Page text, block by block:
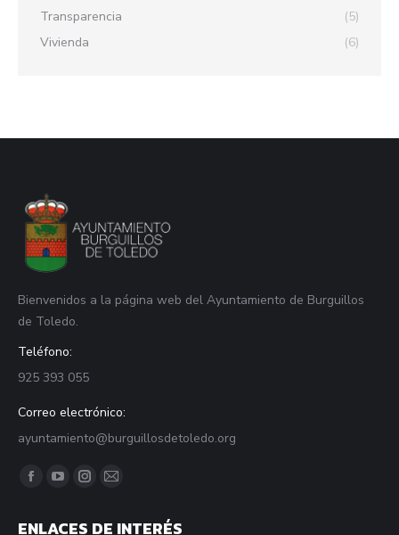
Transparencia
(5)
Vivienda
(6)
Bienvenidos a la página web del Ayuntamiento de Burguillos
de Toledo.
Teléfono:
925 393 055
Correo electrónico:
ayuntamiento@burguillosdetoledo.org
Find us on:
Facebook
YouTubeInstagram
Mail
ENLACES DE INTERÉS